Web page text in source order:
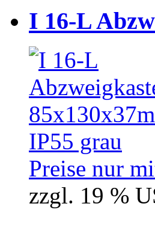
I 16-L
Preise nur
zzgl. 19 %